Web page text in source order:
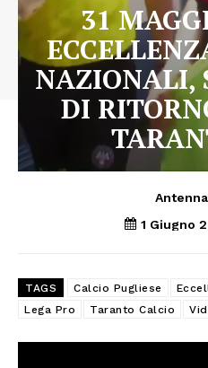
31
NAZIONALI,
DI
1 Giugno
TAGS Calcio Pugliese
Lega Pro
Taranto Calcio